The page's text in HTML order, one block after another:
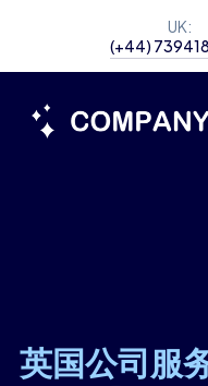
UK:
(+44)
英国公司服